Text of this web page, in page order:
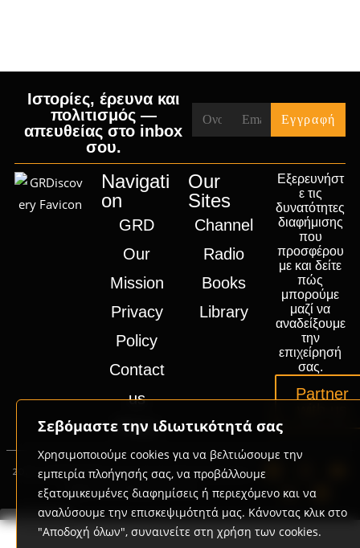
Σεβόμαστε την ιδιωτικότητά σας
Χρησιμοποιούμε cookies για να βελτιώσουμε την
εμπειρία πλοήγησής σας, να προβάλλουμε
εξατομικευμένες διαφημίσεις ή περιεχόμενο και να
αναλύσουμε την επισκεψιμότητά μας. Κάνοντας κλικ στο
"Αποδοχή όλων", συναινείτε στη χρήση των cookies.
Ιστορίες, έρευνα και
πολιτισμός —
απευθείας στο inbox
σου.
Navigati
on
GRD
Our
Mission
Privacy
Policy
Contact
us
Press
Our
Sites
Channel
Radio
Books
Library
Εξερευνήστ
ε τις
δυνατότητες
διαφήμισης
που
προσφέρου
με και δείτε
πώς
μπορούμε
μαζί να
αναδείξουμε
την
επιχείρησή
σας.
Partner
2020-2026 © GRD Group | Powered byPromotech
Digital Marketing Lab Greece